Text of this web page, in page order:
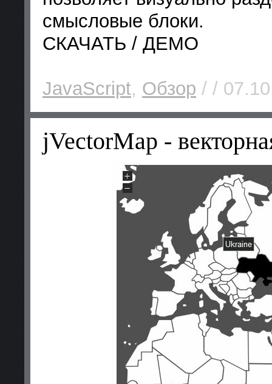
смысловые блоки.
СКАЧАТЬ / ДЕМО
JavaScript, Обзор / /
jVectorMap -